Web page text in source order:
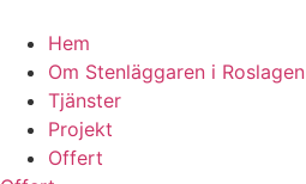
Hem
Om Stenläggaren i Roslagen
Tjänster
Projekt
Offert